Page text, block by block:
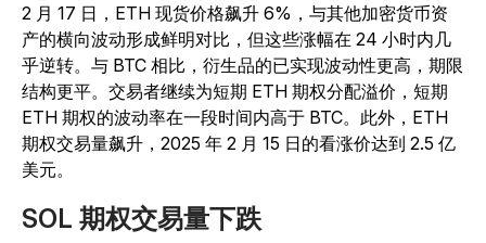
2 月 17 日，ETH 现货价格飙升 6%，与其他加密货币资
产的横向波动形成鲜明对比，但这些涨幅在 24 小时内几
乎逆转。与 BTC 相比，衍生品的已实现波动性更高，期限
结构更平。交易者继续为短期 ETH 期权分配溢价，短期
ETH 期权的波动率在一段时间内高于 BTC。此外，ETH
期权交易量飙升，2025 年 2 月 15 日的看涨价达到 2.5 亿
美元。
SOL 期权交易量下跌